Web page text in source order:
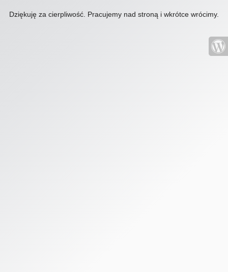
Dziękuję za cierpliwość. Pracujemy nad stroną i wkrótce wrócimy.